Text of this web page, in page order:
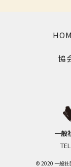
協
一般
© 2020 一般社